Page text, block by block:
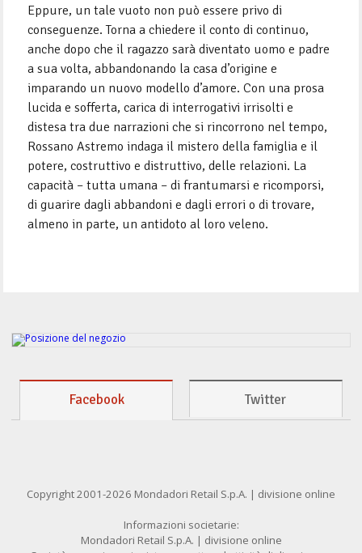
Eppure, un tale vuoto non può essere privo di
conseguenze. Torna a chiedere il conto di continuo,
anche dopo che il ragazzo sarà diventato uomo e padre
a sua volta, abbandonando la casa d’origine e
imparando un nuovo modello d’amore. Con una prosa
lucida e sofferta, carica di interrogativi irrisolti e
distesa tra due narrazioni che si rincorrono nel tempo,
Rossano Astremo indaga il mistero della famiglia e il
potere, costruttivo e distruttivo, delle relazioni. La
capacità – tutta umana – di frantumarsi e ricomporsi,
di guarire dagli abbandoni e dagli errori o di trovare,
almeno in parte, un antidoto al loro veleno.
Facebook Twitter
Copyright 2001-2026 Mondadori Retail S.p.A. | divisione online
Informazioni societarie:
Mondadori Retail S.p.A. | divisione online